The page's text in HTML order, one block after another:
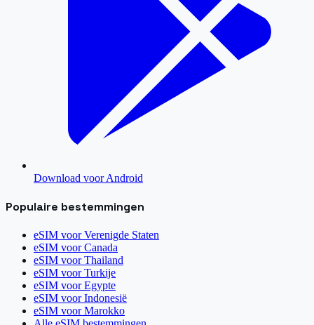
Download voor Android
Populaire bestemmingen
eSIM voorVerenigde Staten
eSIM voorCanada
eSIM voorThailand
eSIM voorTurkije
eSIM voorEgypte
eSIM voorIndonesië
eSIM voorMarokko